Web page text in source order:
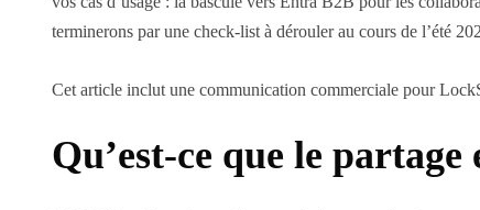
terminerons par une check-list à dérouler au cours de l’été
Cet article inclut une communication commerciale pour
Qu’est-ce que le